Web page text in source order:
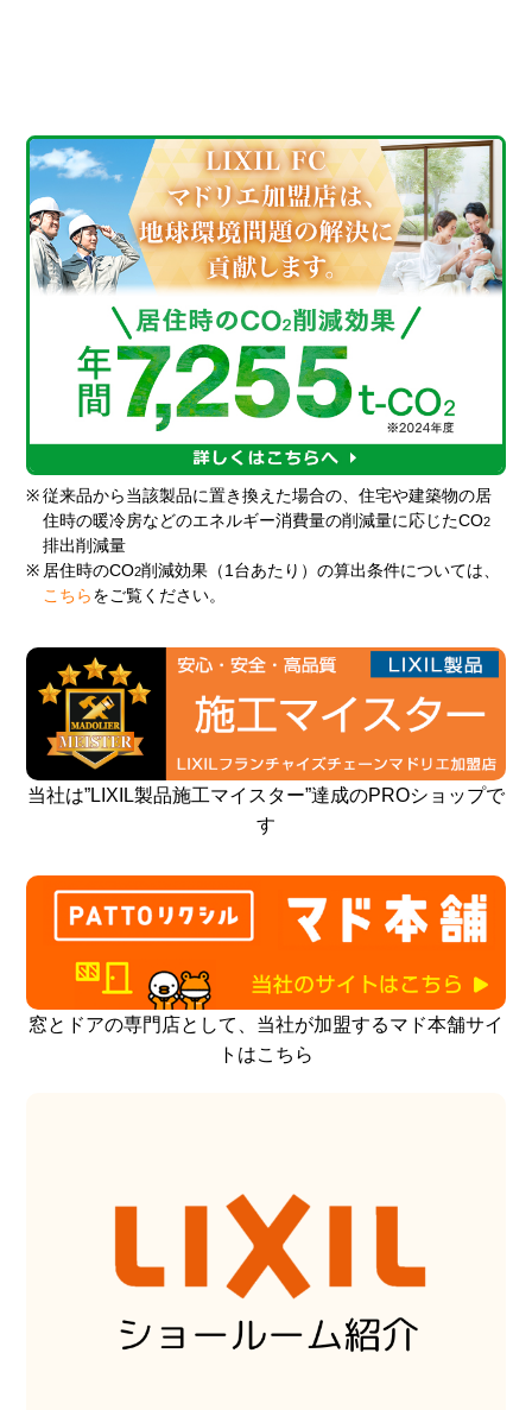
※ 従来品から当該製品に置き換えた場合の、住宅や建築物の居
住時の暖冷房などのエネルギー消費量の削減量に応じたCO2
排出削減量
※ 居住時のCO2削減効果（1台あたり）の算出条件については、
こちら をご覧ください。
当社は”LIXIL製品施工マイスター”達成のPROショップで
す
窓とドアの専門店として、当社が加盟するマド本舗サイ
トはこちら